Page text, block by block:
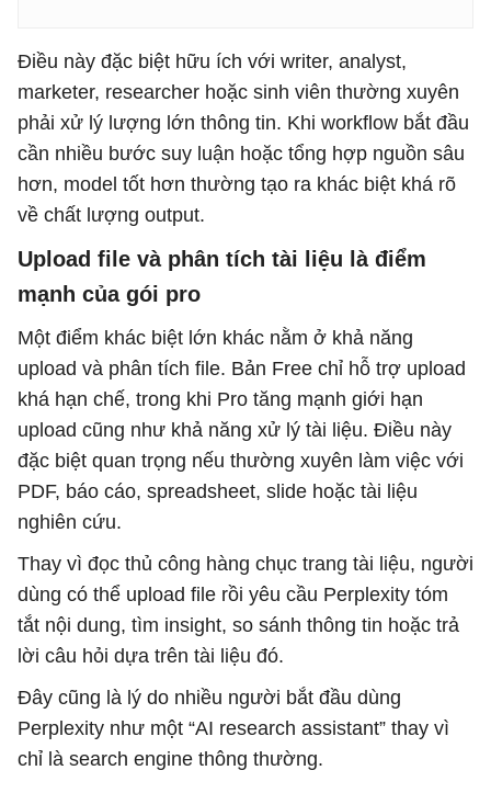
Điều này đặc biệt hữu ích với writer, analyst,
marketer, researcher hoặc sinh viên thường xuyên
phải xử lý lượng lớn thông tin. Khi workflow bắt đầu
cần nhiều bước suy luận hoặc tổng hợp nguồn sâu
hơn, model tốt hơn thường tạo ra khác biệt khá rõ
về chất lượng output.
Upload file và phân tích tài liệu là điểm
mạnh của gói pro
Một điểm khác biệt lớn khác nằm ở khả năng
upload và phân tích file. Bản Free chỉ hỗ trợ upload
khá hạn chế, trong khi Pro tăng mạnh giới hạn
upload cũng như khả năng xử lý tài liệu. Điều này
đặc biệt quan trọng nếu thường xuyên làm việc với
PDF, báo cáo, spreadsheet, slide hoặc tài liệu
nghiên cứu.
Thay vì đọc thủ công hàng chục trang tài liệu, người
dùng có thể upload file rồi yêu cầu Perplexity tóm
tắt nội dung, tìm insight, so sánh thông tin hoặc trả
lời câu hỏi dựa trên tài liệu đó.
Đây cũng là lý do nhiều người bắt đầu dùng
Perplexity như một “AI research assistant” thay vì
chỉ là search engine thông thường.